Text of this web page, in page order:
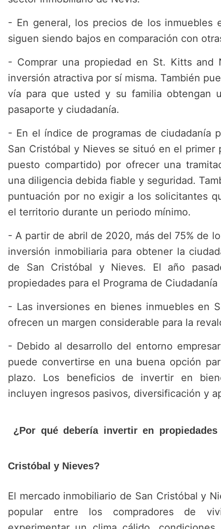
- En general, los precios de los inmuebles
siguen siendo bajos en comparación con
- Comprar una propiedad en St. Kitts and
inversión atractiva por sí misma. También
vía para que usted y su familia obtengan
pasaporte y ciudadanía.
- En el índice de programas de ciudadanía
San Cristóbal y Nieves se situó en el primer
puesto compartido) por ofrecer una
una diligencia debida fiable y seguridad.
puntuación por no exigir a los solicitantes
el territorio durante un periodo mínimo.
- A partir de abril de 2020, más del 75% de
inversión inmobiliaria para obtener la
de San Cristóbal y Nieves. El año
propiedades para el Programa de
- Las inversiones en bienes inmuebles en
ofrecen un margen considerable para la
- Debido al desarrollo del entorno
puede convertirse en una buena opción
plazo. Los beneficios de invertir en
incluyen ingresos pasivos, diversificación y
¿Por qué debería invertir en
Cristóbal y Nieves?
El mercado inmobiliario de San Cristóbal y
popular entre los compradores de